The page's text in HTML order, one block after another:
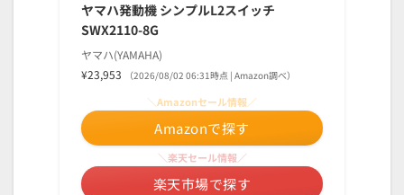
ヤマハ発動機 シンプルL2スイッチ
SWX2110-8G
ヤマハ(YAMAHA)
¥23,953
（2026/08/02 06:31時点 | Amazon調べ）
＼Amazonセール情報／
Amazonで探す
＼楽天セール情報／
楽天市場で探す